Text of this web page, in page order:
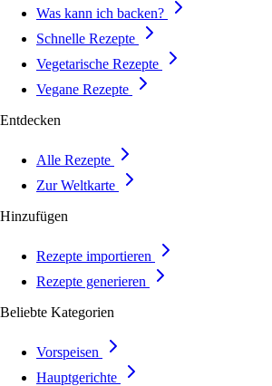
Was kann ich backen?
Schnelle Rezepte
Vegetarische Rezepte
Vegane Rezepte
Entdecken
Alle Rezepte
Zur Weltkarte
Hinzufügen
Rezepte importieren
Rezepte generieren
Beliebte Kategorien
Vorspeisen
Hauptgerichte